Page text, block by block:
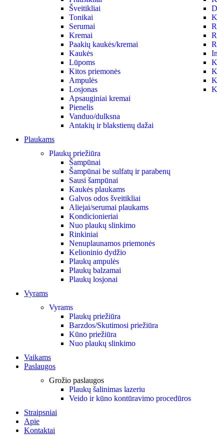
Šveitikliai
Tonikai
Serumai
Kremai
Paakių kaukės/kremai
Kaukės
Lūpoms
Kitos priemonės
Ampulės
Losjonas
Apsauginiai kremai
Pienelis
Vanduo/dulksna
Antakių ir blakstienų dažai
Plaukams
Plaukų priežiūra
Šampūnai
Šampūnai be sulfatų ir parabenų
Sausi šampūnai
Kaukės plaukams
Galvos odos šveitikliai
Aliejai/serumai plaukams
Kondicionieriai
Nuo plaukų slinkimo
Rinkiniai
Nenuplaunamos priemonės
Kelioninio dydžio
Plaukų ampulės
Plaukų balzamai
Plaukų losjonai
Vyrams
Vyrams
Plaukų priežiūra
Barzdos/Skutimosi priežiūra
Kūno priežiūra
Nuo plaukų slinkimo
Vaikams
Paslaugos
Grožio paslaugos
Plaukų šalinimas lazeriu
Veido ir kūno kontūravimo procedūros
Straipsniai
Apie
Kontaktai